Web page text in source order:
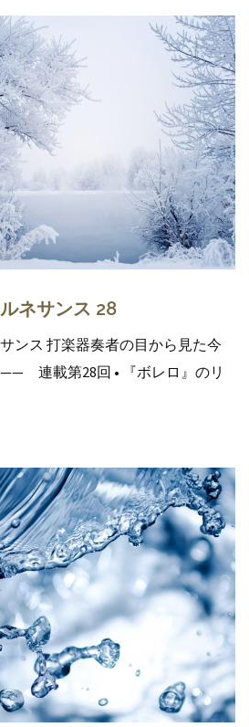
ネサンス 28
ンス 打楽器奏者の目から見た今
連載第28回 • 『ボレロ』のリ